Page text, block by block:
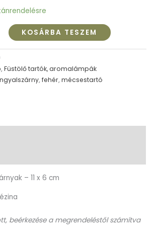
KOSÁRBA TESZEM
,Füstölő tartók, aromalámpák
,fehér,mécsestartó
– 11 x 6 cm
beérkezése a megrendeléstől számítva